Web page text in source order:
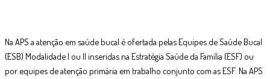
Na APS a atenção em saúde bucal é ofertada pelas Equipes de Saúde Bucal
(ESB) Modalidade I ou II inseridas na Estratégia Saúde da Família (ESF) ou
por equipes de atenção primária em trabalho conjunto com as ESF. Na APS